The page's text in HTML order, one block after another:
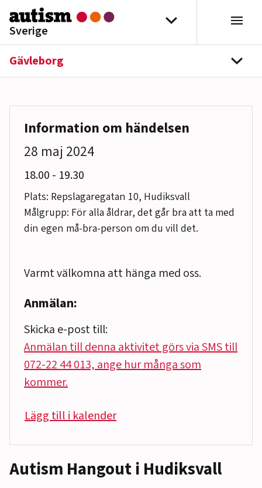
Hoppa till innehåll
Sverige
Välj distrikt
Gävleborg
Autism Hangout i Hudiksvall
Information om händelsen
28 maj 2024
18.00 till
- 19.30
Plats: Repslagaregatan 10, Hudiksvall
Målgrupp: För alla åldrar, det går bra att ta med
din egen må-bra-person om du vill det.
Varmt välkomna att hänga med oss.
Anmälan:
Skicka e-post till:
Anmälan till denna aktivitet görs via SMS till
072-22 44 013, ange hur många som
kommer.
Lägg till i kalender